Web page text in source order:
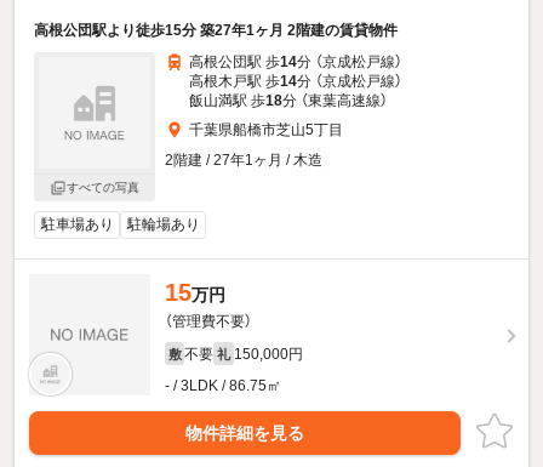
高根公団駅より徒歩15分 築27年1ヶ月 2階建の賃貸物件
すべての写真
高根公団駅 歩14分 （京成松戸線）
高根木戸駅 歩14分 （京成松戸線）
飯山満駅 歩18分 （東葉高速線）
千葉県船橋市芝山5丁目
2階建 / 27年1ヶ月 / 木造
駐車場あり 駐輪場あり
15万円
（管理費不要）
敷 不要 礼 150,000円
- / 3LDK / 86.75㎡
物件詳細を見る